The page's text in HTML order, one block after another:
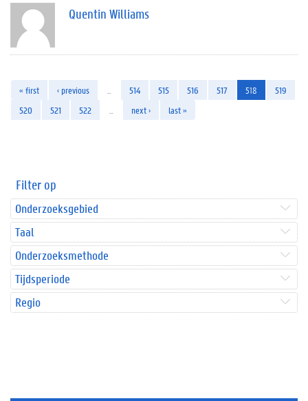
Quentin Williams
« first ‹ previous 514 515 516 517 518
519
520
521 522 next › last »
Filter op
Onderzoeksgebied
Taal
Onderzoeksmethode
Tijdsperiode
Regio